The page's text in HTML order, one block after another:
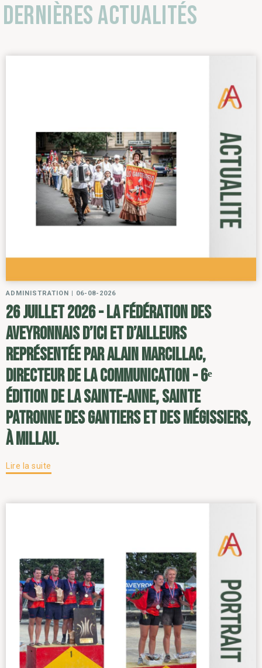
Dernières actualités
ADMINISTRATION | 06-08-2026
26 juillet 2026 - la Fédération des
Aveyronnais d’ici et d’ailleurs
représentée par Alain Marcillac,
directeur de la communication - 6ᵉ
édition de la Sainte-Anne, sainte
patronne des gantiers et des mégissiers,
à Millau.
Lire la suite